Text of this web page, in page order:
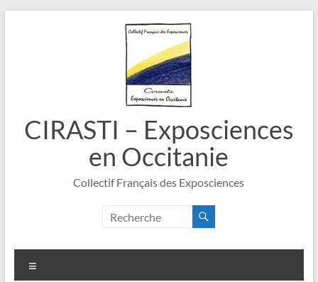
CIRASTI – Exposciences
en Occitanie
Collectif Français des Exposciences